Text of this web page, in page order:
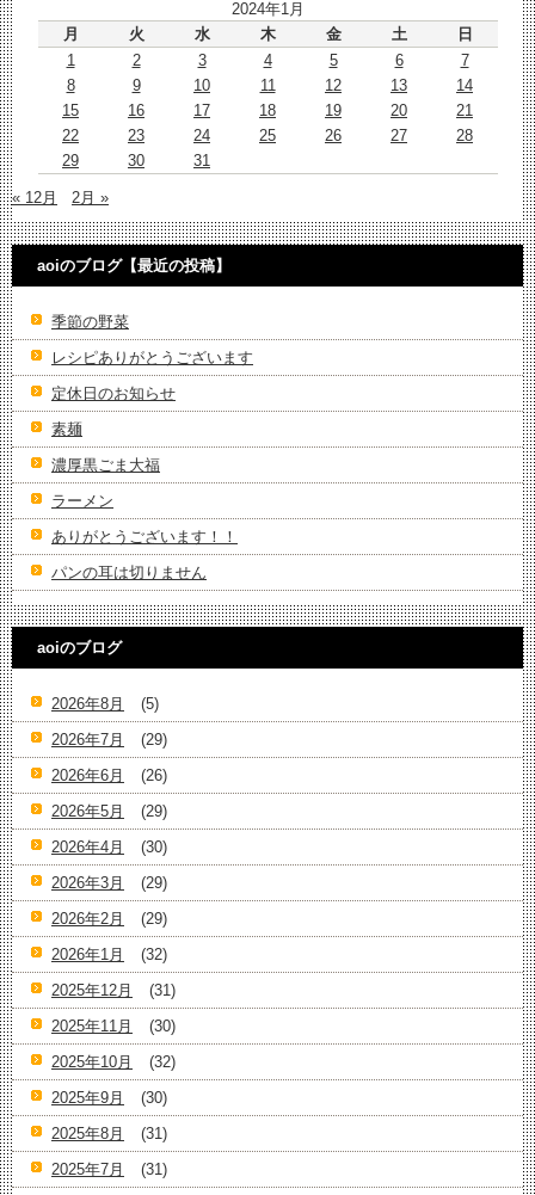
2024年1月
月
火 水 木 金 土
日
1
2 3 4 5 6
7
8
9 10 11 12 13
14
15
16 17 18 19 20
21
22
23 24 25 26 27
28
29
30 31
« 12月 2月 »
aoiのブログ【最近の投稿】
季節の野菜
レシピありがとうございます
定休日のお知らせ
素麺
濃厚黒ごま大福
ラーメン
ありがとうございます！！
パンの耳は切りません
aoiのブログ
2026年8月
(5)
2026年7月
(29)
2026年6月
(26)
2026年5月
(29)
2026年4月
(30)
2026年3月
(29)
2026年2月
(29)
2026年1月
(32)
2025年12月
(31)
2025年11月
(30)
2025年10月
(32)
2025年9月
(30)
2025年8月
(31)
2025年7月
(31)